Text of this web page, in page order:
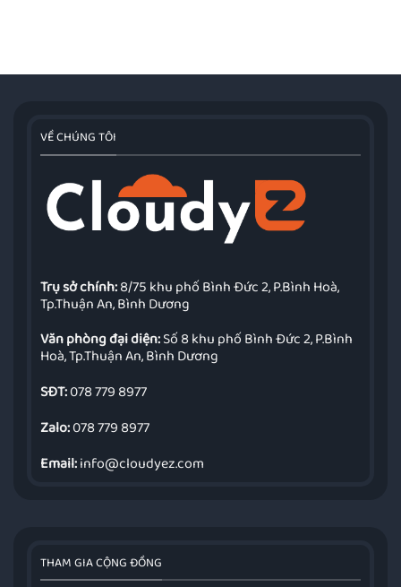
VỀ CHÚNG TÔI
Trụ sở chính:8/75 khu phố Bình Đức 2, P.Bình Hoà,
Tp.Thuận An, Bình Dương
Văn phòng đại diện:Số 8 khu phố Bình Đức 2, P.Bình
Hoà, Tp.Thuận An, Bình Dương
SĐT:078 779 8977
Zalo:078 779 8977
Email:info@cloudyez.com
THAM GIA CỘNG ĐỒNG